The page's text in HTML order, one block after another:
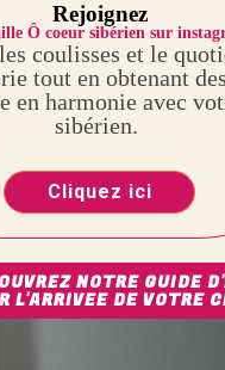
Rejoignez
Ô coeur sibérien sur
coulisses et le
tout en obtenant
en harmonie avec
sibérien.
Cliquez ici
NOTRE GUIDE
L'ARRIVEE DE VOTRE